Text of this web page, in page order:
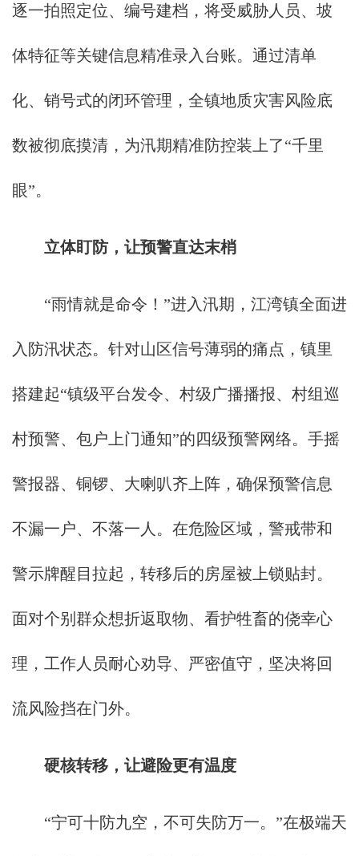
逐一拍照定位、编号建档，将受威胁人员、坡
体特征等关键信息精准录入台账。通过清单
化、销号式的闭环管理，全镇地质灾害风险底
数被彻底摸清，为汛期精准防控装上了“千里
眼”。
立体盯防，让预警直达末梢
“雨情就是命令！”进入汛期，江湾镇全面进
入防汛状态。针对山区信号薄弱的痛点，镇里
搭建起“镇级平台发令、村级广播播报、村组巡
村预警、包户上门通知”的四级预警网络。手摇
警报器、铜锣、大喇叭齐上阵，确保预警信息
不漏一户、不落一人。在危险区域，警戒带和
警示牌醒目拉起，转移后的房屋被上锁贴封。
面对个别群众想折返取物、看护牲畜的侥幸心
理，工作人员耐心劝导、严密值守，坚决将回
流风险挡在门外。
硬核转移，让避险更有温度
“宁可十防九空，不可失防万一。”在极端天